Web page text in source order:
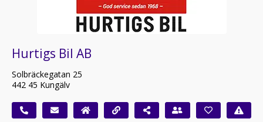
Hurtigs Bil AB
Solbräckegatan 25
442 45 Kungälv